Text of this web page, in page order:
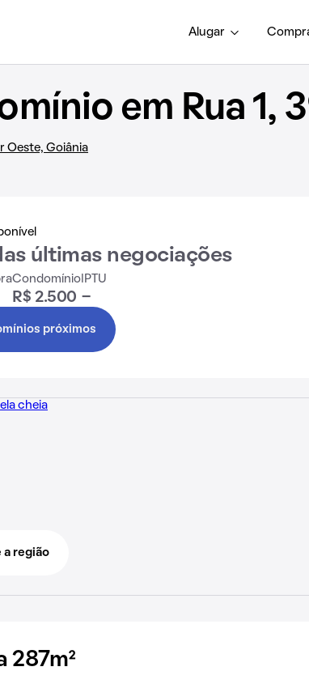
Alugar
em Rua 1,
Oeste, Goiânia
últimas negociações
Condomínio
R$ 2.500
IPTU
-
próximos
a região
287m²